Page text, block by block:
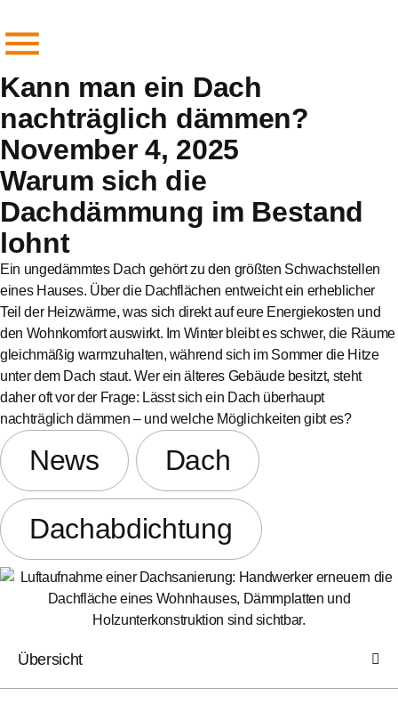
Kann man ein Dach
nachträglich dämmen?
November 4, 2025
Warum sich die
Dachdämmung im Bestand
lohnt
Ein ungedämmtes Dach gehört zu den größten Schwachstellen
eines Hauses. Über die Dachflächen entweicht ein erheblicher
Teil der Heizwärme, was sich direkt auf eure Energiekosten und
den Wohnkomfort auswirkt. Im Winter bleibt es schwer, die Räume
gleichmäßig warmzuhalten, während sich im Sommer die Hitze
unter dem Dach staut. Wer ein älteres Gebäude besitzt, steht
daher oft vor der Frage: Lässt sich ein Dach überhaupt
nachträglich dämmen – und welche Möglichkeiten gibt es?
News Dach
Dachabdichtung
Übersicht